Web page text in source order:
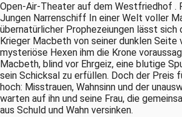
Open-Air-Theater auf dem Westfriedhof .
Jungen Narrenschiff In einer Welt voller
übernatürlicher Prophezeiungen lässt
Krieger Macbeth von seiner dunklen Seite
mysteriöse Hexen ihm die Krone
Macbeth, blind vor Ehrgeiz, eine blutige
sein Schicksal zu erfüllen. Doch der Preis
hoch: Misstrauen, Wahnsinn und der
warten auf ihn und seine Frau, die
aus Schuld und Wahn versinken.